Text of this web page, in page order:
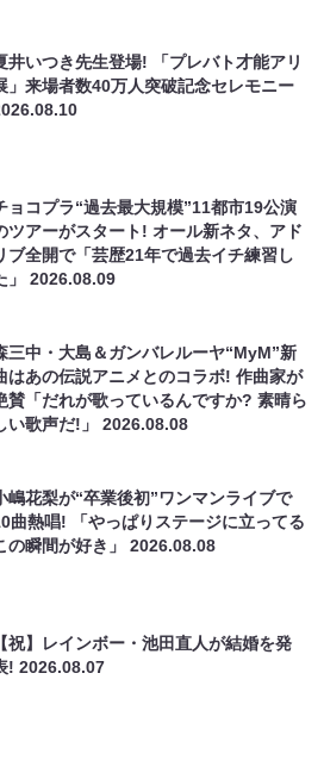
井いつき先生登場! 「プレバト才能アリ
」来場者数40万人突破記念セレモニー
ョコプラ“過去最大規模”11都市19公演
ツアーがスタート! オール新ネタ、アド
ブ全開で「芸歴21年で過去イチ練習し
」2026.08.09
三中・大島＆ガンバレルーヤ“MyM”新
はあの伝説アニメとのコラボ! 作曲家が
賛「だれが歌っているんですか? 素晴ら
い歌声だ!」2026.08.08
嶋花梨が“卒業後初”ワンマンライブで
曲熱唱! 「やっぱりステージに立ってる
の瞬間が好き」2026.08.08
【祝】レインボー・池田直人が結婚を発
!2026.08.07